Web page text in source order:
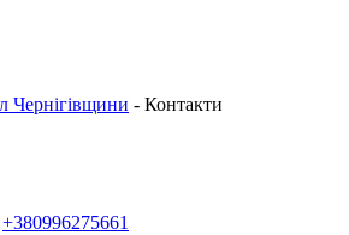
Чернігівщини - Контакти
+380996275661